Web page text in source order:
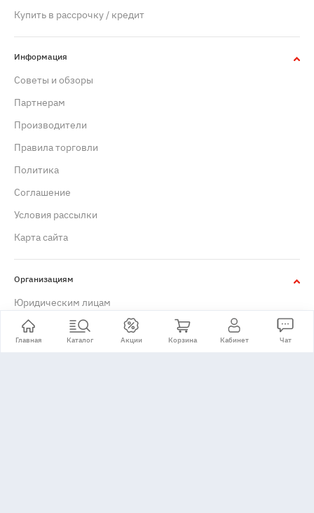
Главная Каталог Акции Корзина Кабинет Чат
Купить в рассрочку / кредит
Информация
Советы и обзоры
Партнерам
Производители
Правила торговли
Политика
Cоглашение
Условия рассылки
Карта сайта
Организациям
Юридическим лицам